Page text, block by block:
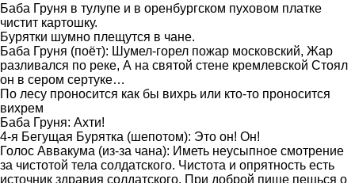
Баба Груня в тулупе и в оренбургском пуховом платке
чистит картошку.
Бурятки шумно плещутся в чане.
Баба Груня (поёт): Шумел-горел пожар московский, Жар
разливался по реке, А на святой стене кремлевской Стоял
он в сером сертуке…
По лесу проносится как бы вихрь или кто-то проносится
вихрем
Баба Груня: Ахти!
4-я Бегущая Бурятка (шепотом): Это он! Он!
Голос Аввакума (из-за чана): Иметь неусыпное смотрение
за чистотой тела солдатского. Чистота и опрятность есть
источник здравия солдатского. При доброй пище пещься о